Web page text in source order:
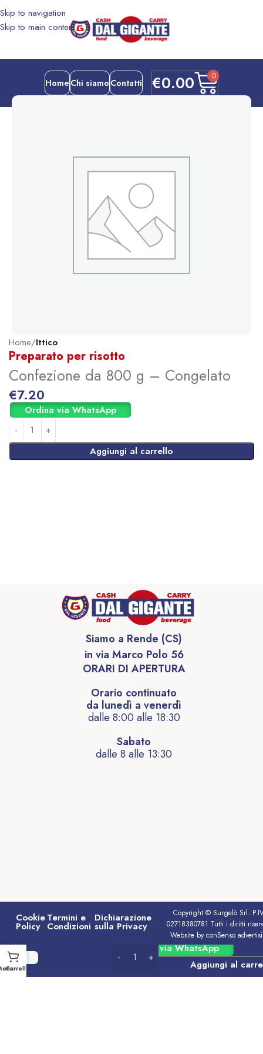
Skip to navigation
Skip to main content
€0.00 0
Home Chi siamo Contatti
Home Ittico
Preparato per risotto
Confezione da 800 g – Congelato
€7.20
Aggiungi al carrello
Ordina via WhatsApp
Siamo a Rende (CS)
in via Marco Polo 56
ORARI DI APERTURA
Orario continuato
da lunedì a venerdì
dalle 8:00 alle 18:30
Sabato
dalle 8 alle 13:30
Cookie
Policy
Termini e
Condizioni
Dichiarazione
sulla Privacy
Copyright © Surgelò Srl.
02718380781 Tutti i diritti
Website by conSenso
Aggiungi al
Ordina via WhatsApp
Carrello